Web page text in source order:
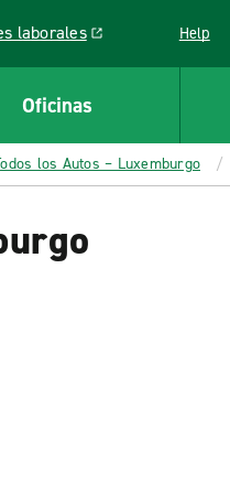
laborales
new window Help
Oficinas
los Autos – Luxemburgo